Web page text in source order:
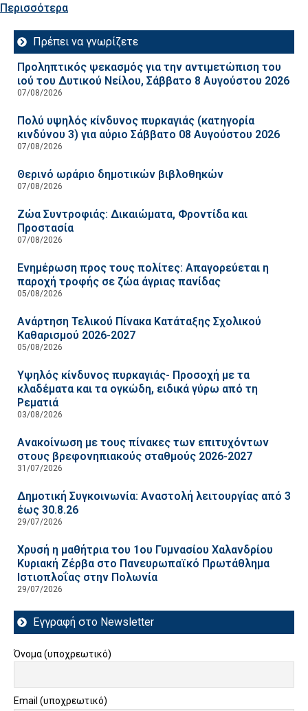
Περισσότερα
Πρέπει να γνωρίζετε
Προληπτικός ψεκασμός για την αντιμετώπιση του
ιού του Δυτικού Νείλου, Σάββατο 8 Αυγούστου 2026
07/08/2026
Πολύ υψηλός κίνδυνος πυρκαγιάς (κατηγορία
κινδύνου 3) για αύριο Σάββατο 08 Αυγούστου 2026
07/08/2026
Θερινό ωράριο δημοτικών βιβλοθηκών
07/08/2026
Ζώα Συντροφιάς: Δικαιώματα, Φροντίδα και
Προστασία
07/08/2026
Ενημέρωση προς τους πολίτες: Απαγορεύεται η
παροχή τροφής σε ζώα άγριας πανίδας
05/08/2026
Ανάρτηση Τελικού Πίνακα Κατάταξης Σχολικού
Καθαρισμού 2026-2027
05/08/2026
Υψηλός κίνδυνος πυρκαγιάς- Προσοχή με τα
κλαδέματα και τα ογκώδη, ειδικά γύρω από τη
Ρεματιά
03/08/2026
Ανακοίνωση με τους πίνακες των επιτυχόντων
στους βρεφονηπιακούς σταθμούς 2026-2027
31/07/2026
Δημοτική Συγκοινωνία: Αναστολή λειτουργίας από 3
έως 30.8.26
29/07/2026
Χρυσή η μαθήτρια του 1ου Γυμνασίου Χαλανδρίου
Κυριακή Ζέρβα στο Πανευρωπαϊκό Πρωτάθλημα
Ιστιοπλοΐας στην Πολωνία
29/07/2026
Εγγραφή στο Newsletter
Όνομα (υποχρεωτικό)
Email (υποχρεωτικό)